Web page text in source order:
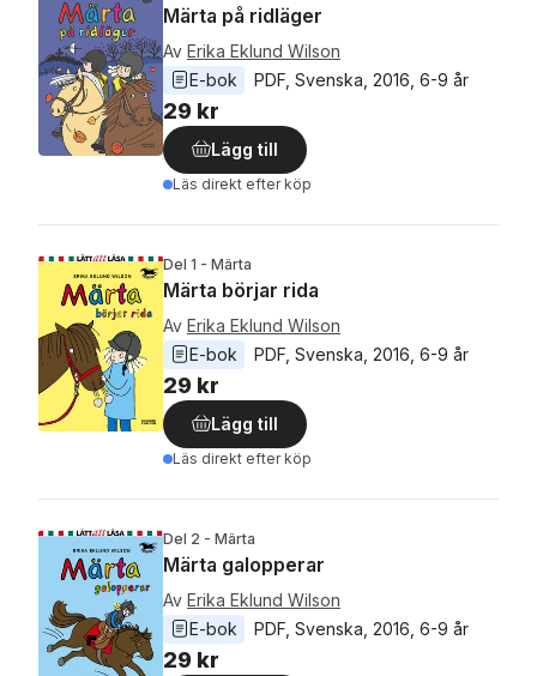
Märta på ridläger
Av Erika Eklund Wilson
E-bok
PDF Svenska 2016 6-9 år
29 kr
Lägg till
Läs direkt efter köp
Del 1 - Märta
Märta börjar rida
Av Erika Eklund Wilson
E-bok
PDF Svenska 2016 6-9 år
29 kr
Lägg till
Läs direkt efter köp
Del 2 - Märta
Märta galopperar
Av Erika Eklund Wilson
E-bok
PDF Svenska 2016 6-9 år
29 kr